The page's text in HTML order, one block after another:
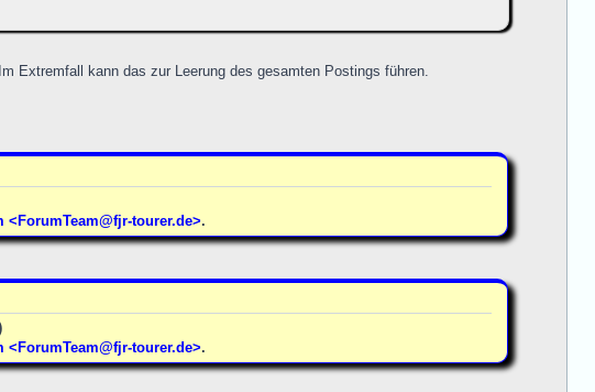
Extremfall kann das zur Leerung des gesamten Postings führen.
<ForumTeam@fjr-tourer.de>.
<ForumTeam@fjr-tourer.de>.